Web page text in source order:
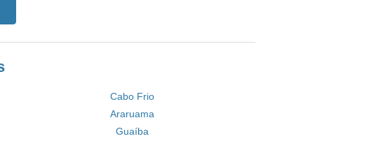
Cabo Frio
Araruama
Guaíba